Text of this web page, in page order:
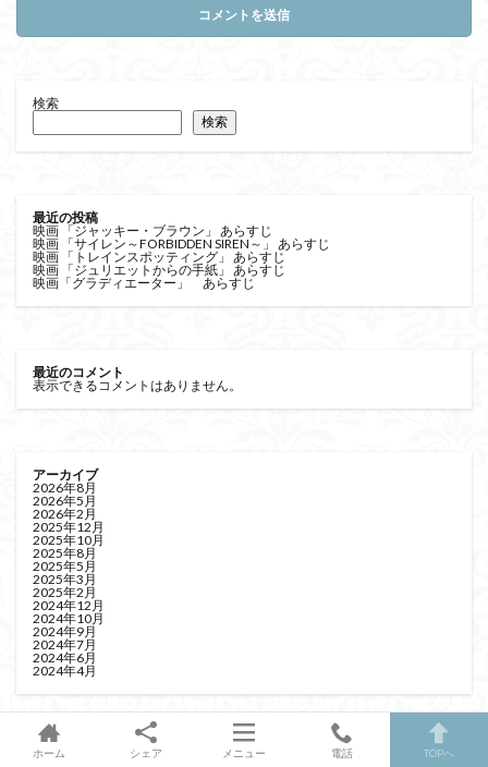
検索
検索
最近の投稿
映画 「ジャッキー・ブラウン」 あらすじ
映画 「サイレン～FORBIDDEN SIREN～」 あらすじ
映画 「トレインスポッティング」 あらすじ
映画 「ジュリエットからの手紙」 あらすじ
映画「グラディエーター」 あらすじ
最近のコメント
表示できるコメントはありません。
アーカイブ
2026年8月
2026年5月
2026年2月
2025年12月
2025年10月
2025年8月
2025年5月
2025年3月
2025年2月
2024年12月
2024年10月
2024年9月
2024年7月
2024年6月
2024年4月
カテゴリー
ホーム シェア メニュー 電話 TOPへ